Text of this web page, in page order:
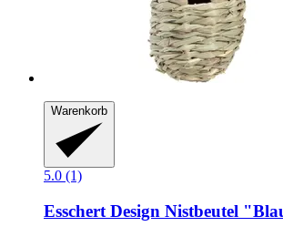
Warenkorb
5.0 (1)
Esschert Design Nistbeutel